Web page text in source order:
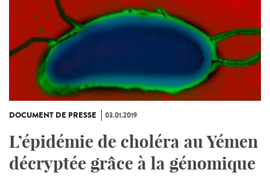
DOCUMENT DE PRESSE 03.01.2019
L’épidémie de choléra au Yémen
décryptée grâce à la génomique